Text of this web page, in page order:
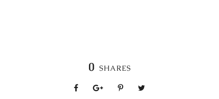
0 SHARES